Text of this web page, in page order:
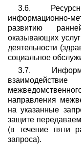
3.6.
информационно-
развитию
оказывающих
деятельности
социальное
3.7.
направления
на указанные
защите
(в течение пяти
запроса).